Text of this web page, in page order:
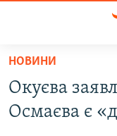
Перейти
основного
матеріалу
ВОДА.КРИМ
НОВИНИ
Окуєва
Осмаєва є